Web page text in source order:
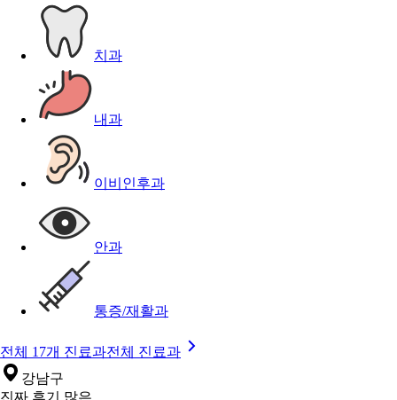
치과
내과
이비인후과
안과
통증/재활과
전체 17개 진료과전체 진료과
강남구
진짜 후기 많은